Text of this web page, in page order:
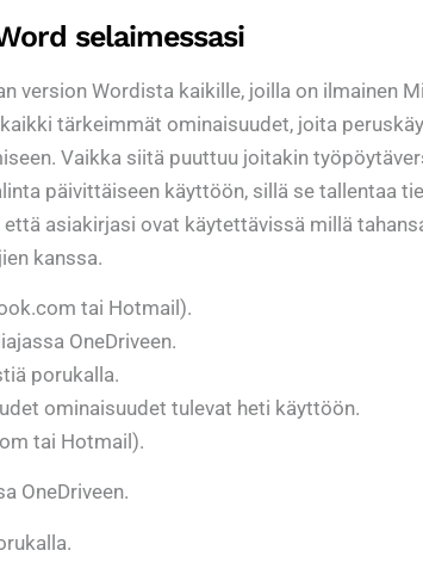
selaimessasi
version Wordista kaikille, joilla on ilmainen
tärkeimmät ominaisuudet, joita
Vaikka siitä puuttuu joitakin
päivittäiseen käyttöön, sillä se tallentaa
asiakirjasi ovat käytettävissä millä
kanssa.
tai Hotmail).
OneDriveen.
porukalla.
ominaisuudet tulevat heti käyttöön.
tai Hotmail).
OneDriveen.